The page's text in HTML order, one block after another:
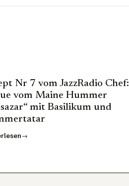
Nr 7 vom JazzRadio Chef:
vom Maine Hummer
mit Basilikum und